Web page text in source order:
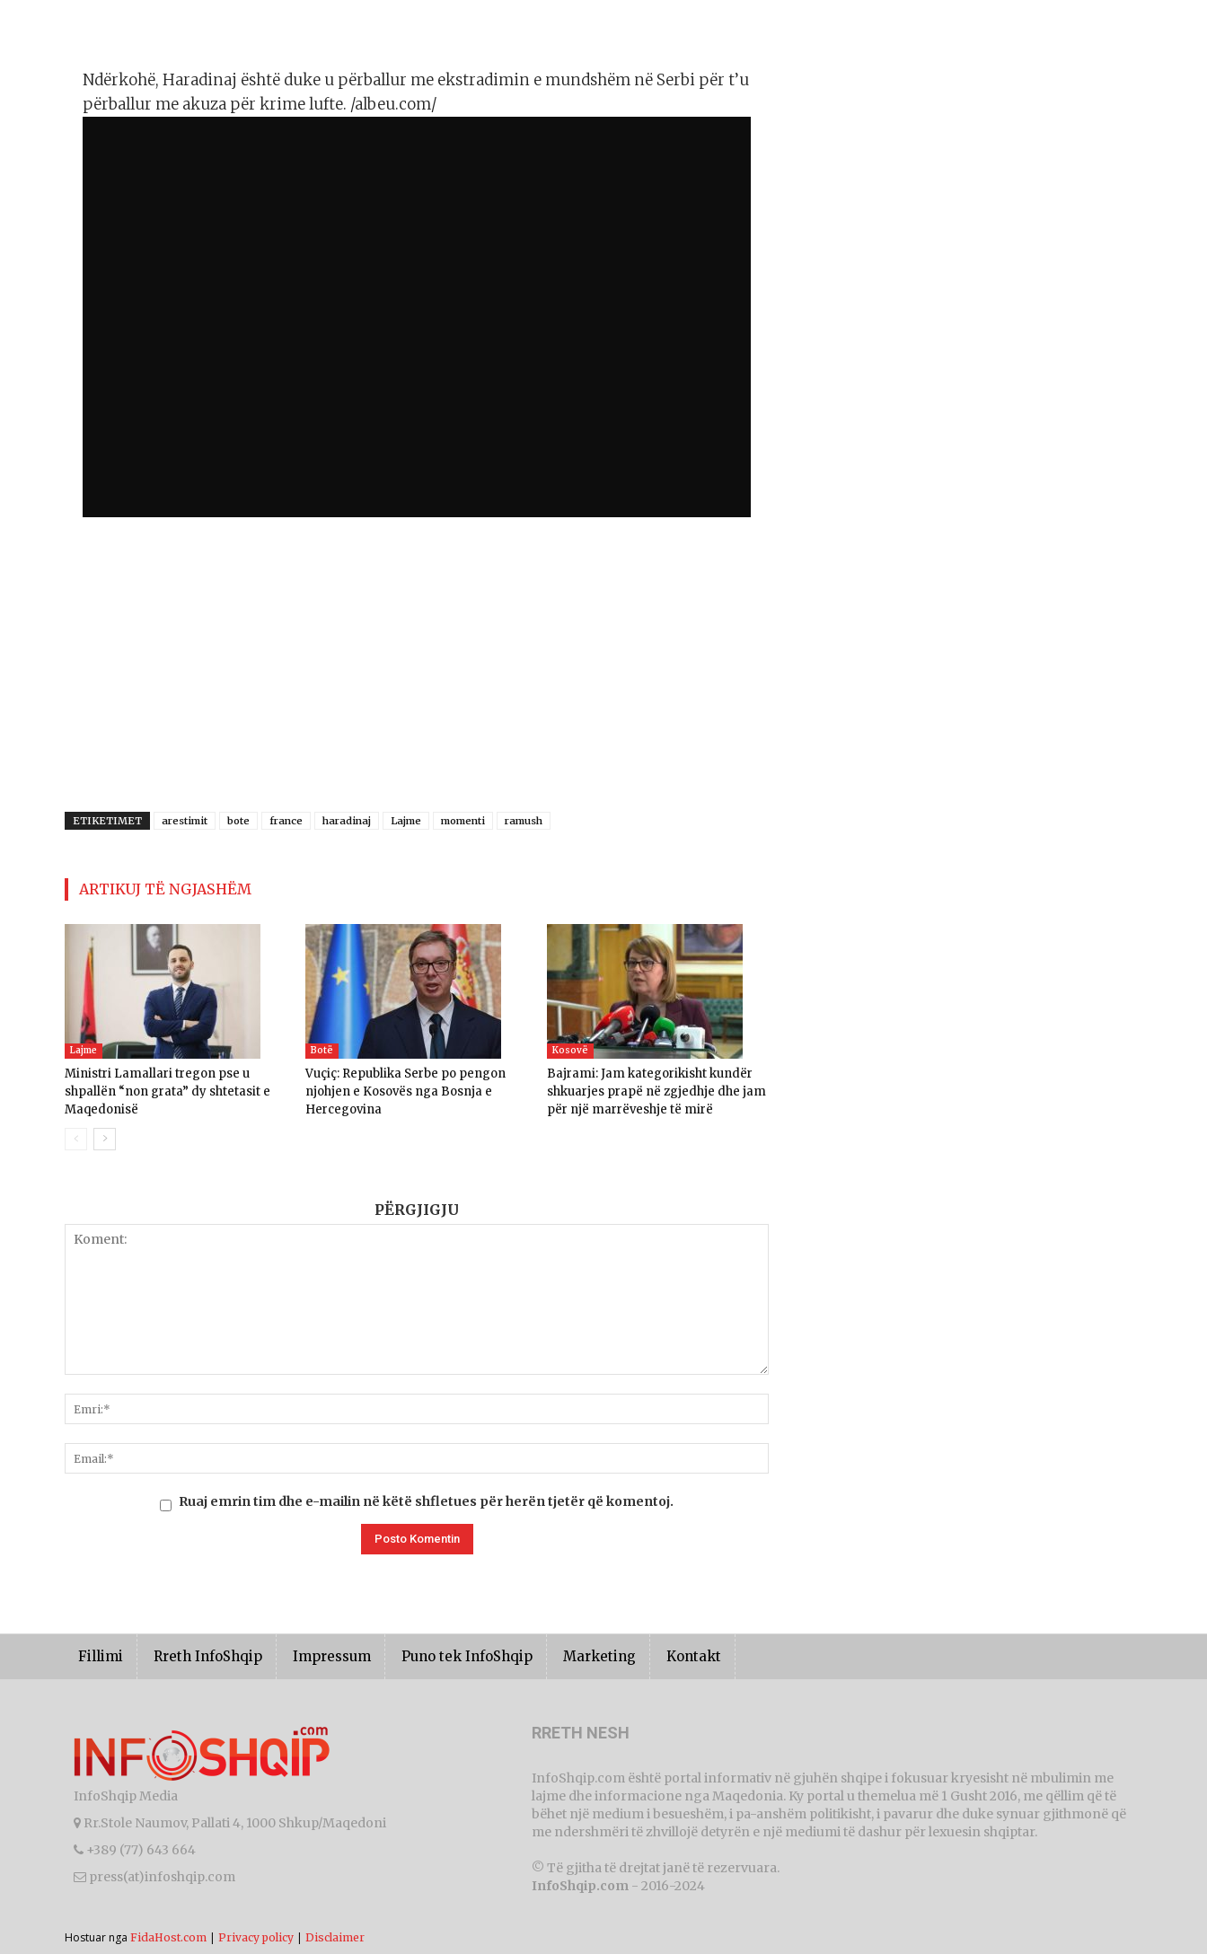
Ndërkohë, Haradinaj është duke u përballur me ekstradimin e mundshëm në Serbi për t’u
përballur me akuza për krime lufte. /albeu.com/
ETIKETIMET arestimit bote france haradinaj Lajme momenti ramush
ARTIKUJ TË NGJASHËM
Lajme
Ministri Lamallari tregon pse u
shpallën “non grata” dy shtetasit e
Maqedonisë
Botë
Vuçiç: Republika Serbe po pengon
njohjen e Kosovës nga Bosnja e
Hercegovina
Kosovë
Bajrami: Jam kategorikisht kundër
shkuarjes prapë në zgjedhje dhe jam
për një marrëveshje të mirë
PËRGJIGJU
Ruaj emrin tim dhe e-mailin në këtë shfletues për herën tjetër që komentoj.
Fillimi Rreth InfoShqip Impressum Puno tek InfoShqip Marketing Kontakt
InfoShqip Media
Rr.Stole Naumov, Pallati 4, 1000 Shkup/Maqedoni
+389 (77) 643 664
press(at)infoshqip.com
RRETH NESH
InfoShqip.com është portal informativ në gjuhën shqipe i fokusuar kryesisht në mbulimin me
lajme dhe informacione nga Maqedonia. Ky portal u themelua më 1 Gusht 2016, me qëllim që të
bëhet një medium i besueshëm, i pa-anshëm politikisht, i pavarur dhe duke synuar gjithmonë që
me ndershmëri të zhvillojë detyrën e një mediumi të dashur për lexuesin shqiptar.
© Të gjitha të drejtat janë të rezervuara.
InfoShqip.com - 2016-2024
Hostuar nga FidaHost.com | Privacy policy | Disclaimer